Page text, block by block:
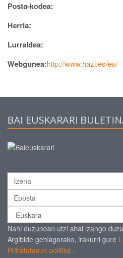
Posta-kodea:
Herria:
Lurraldea:
Webgunea:http://www.hazi.es/eu/
BAI EUSKARARI
Nahi duzunean utzi ahal izango
Argibide gehiagorako, irakurri gure
Pribatutasun politika .